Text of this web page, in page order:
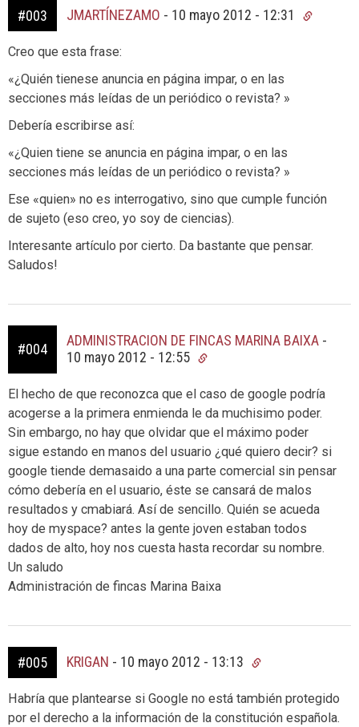
#003 JMARTÍNEZAMO - 10 mayo 2012 - 12:31
Creo que esta frase:
«¿Quién tienese anuncia en página impar, o en las
secciones más leídas de un periódico o revista? »
Debería escribirse así:
«¿Quien tiene se anuncia en página impar, o en las
secciones más leídas de un periódico o revista? »
Ese «quien» no es interrogativo, sino que cumple función
de sujeto (eso creo, yo soy de ciencias).
Interesante artículo por cierto. Da bastante que pensar.
Saludos!
#004
ADMINISTRACION DE FINCAS MARINA BAIXA -
10 mayo 2012 - 12:55
El hecho de que reconozca que el caso de google podría
acogerse a la primera enmienda le da muchisimo poder.
Sin embargo, no hay que olvidar que el máximo poder
sigue estando en manos del usuario ¿qué quiero decir? si
google tiende demasaido a una parte comercial sin pensar
cómo debería en el usuario, éste se cansará de malos
resultados y cmabiará. Así de sencillo. Quién se acueda
hoy de myspace? antes la gente joven estaban todos
dados de alto, hoy nos cuesta hasta recordar su nombre.
Un saludo
Administración de fincas Marina Baixa
#005 KRIGAN - 10 mayo 2012 - 13:13
Habría que plantearse si Google no está también protegido
por el derecho a la información de la constitución española.